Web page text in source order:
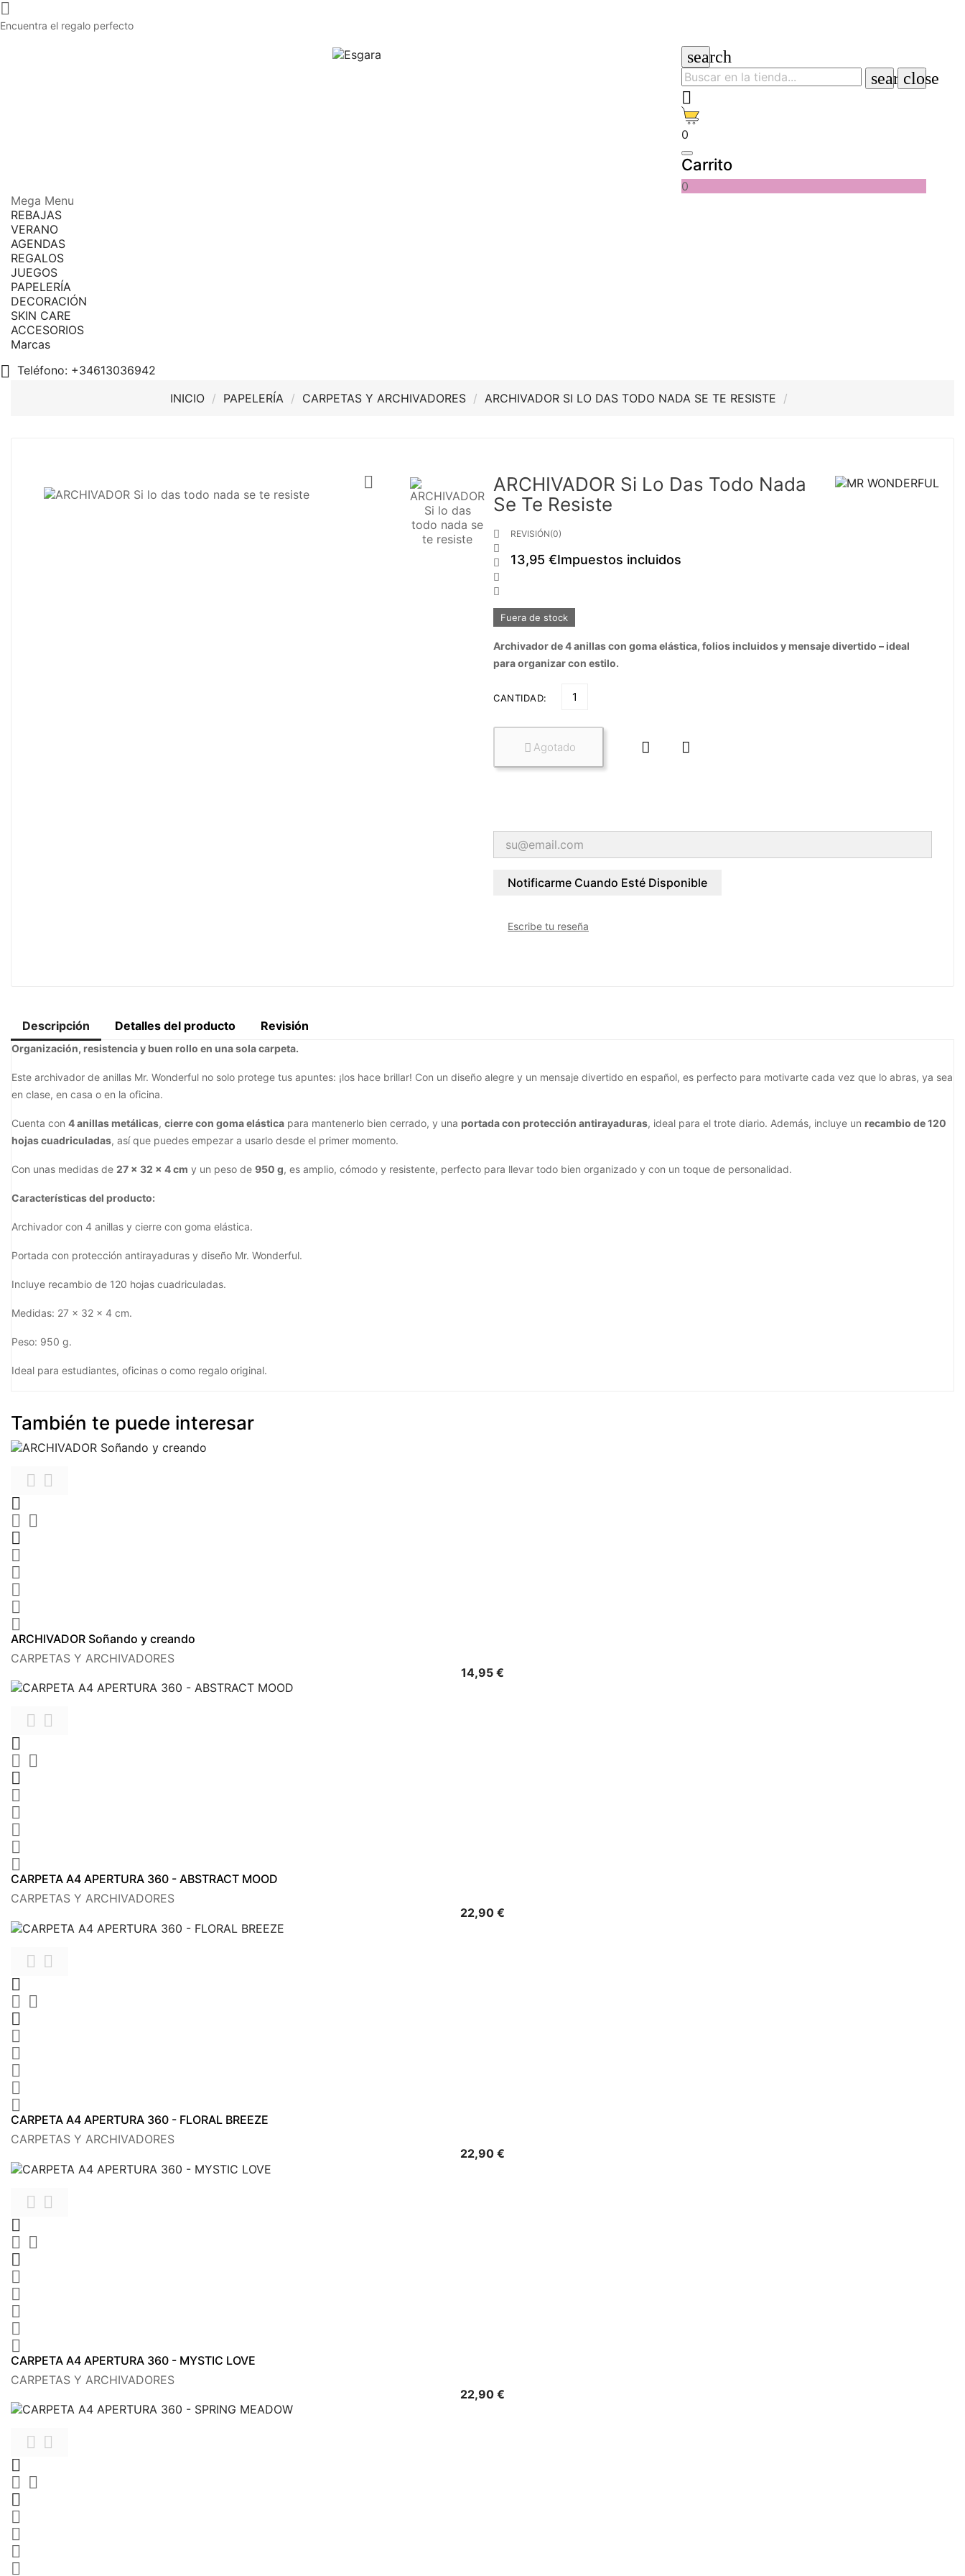

Encuentra el regalo perfecto
search
searchclose

0
Carrito
0
Mega Menu
REBAJAS
VERANO
AGENDAS
REGALOS
JUEGOS
PAPELERÍA
DECORACIÓN
SKIN CARE
ACCESORIOS
Marcas
 Teléfono: +34613036942
INICIO
PAPELERÍA CARPETAS Y ARCHIVADORES ARCHIVADOR SI LO DAS TODO NADA SE TE RESISTE

ARCHIVADOR Si Lo Das Todo Nada
Se Te Resiste





REVISIÓN(0)
13,95 €Impuestos incluidos
Fuera de stock
Archivador de 4 anillas con goma elástica, folios incluidos y mensaje divertido – ideal
para organizar con estilo.
CANTIDAD:
 Agotado  
Notificarme Cuando Esté Disponible
Escribe tu reseña
Descripción Detalles del producto Revisión
Organización, resistencia y buen rollo en una sola carpeta.
Este archivador de anillas Mr. Wonderful no solo protege tus apuntes: ¡los hace brillar! Con un diseño alegre y un mensaje divertido en español, es perfecto para motivarte cada vez que lo abras, ya sea
en clase, en casa o en la oficina.
Cuenta con 4 anillas metálicas, cierre con goma elástica para mantenerlo bien cerrado, y una portada con protección antirayaduras, ideal para el trote diario. Además, incluye un recambio de 120
hojas cuadriculadas, así que puedes empezar a usarlo desde el primer momento.
Con unas medidas de 27 × 32 × 4 cm y un peso de 950 g, es amplio, cómodo y resistente, perfecto para llevar todo bien organizado y con un toque de personalidad.
Características del producto:
Archivador con 4 anillas y cierre con goma elástica.
Portada con protección antirayaduras y diseño Mr. Wonderful.
Incluye recambio de 120 hojas cuadriculadas.
Medidas: 27 x 32 x 4 cm.
Peso: 950 g.
Ideal para estudiantes, oficinas o como regalo original.
También te puede interesar
 

 






ARCHIVADOR Soñando y creando
CARPETAS Y ARCHIVADORES
14,95 €











CARPETA A4 APERTURA 360 - ABSTRACT MOOD
CARPETAS Y ARCHIVADORES
22,90 €
 

 






CARPETA A4 APERTURA 360 - FLORAL BREEZE
CARPETAS Y ARCHIVADORES
22,90 €
 

 






CARPETA A4 APERTURA 360 - MYSTIC LOVE
CARPETAS Y ARCHIVADORES
22,90 €









